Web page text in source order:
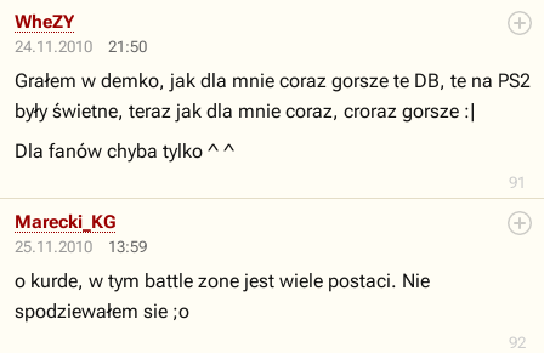
24.11.2010 21:50
91
WheZY
Grałem w demko, jak dla mnie coraz gorsze te DB, te na PS2
były świetne, teraz jak dla mnie coraz, croraz gorsze :|
Dla fanów chyba tylko ^ ^
25.11.2010 13:59
92
Marecki_KG
o kurde, w tym battle zone jest wiele postaci. Nie
spodziewałem sie ;o